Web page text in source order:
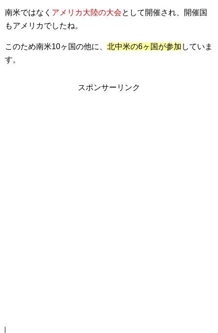
南米ではなく アメリカ大陸の大会として開催され、開催国
もアメリカでしたね。
このため南米10ヶ国の他に、 北中米の6ヶ国が参加 していま
す。
スポンサーリンク